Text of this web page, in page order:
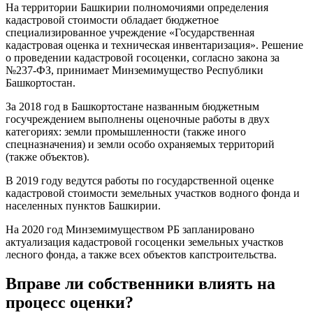
На территории Башкирии полномочиями определения
кадастровой стоимости обладает бюджетное
специализированное учреждение «Государственная
кадастровая оценка и техническая инвентаризация». Решение
о проведении кадастровой госоценки, согласно закона за
№237-ФЗ, принимает Минземимущество Республики
Башкортостан.
За 2018 год в Башкортостане названным бюджетным
госучреждением выполнены оценочные работы в двух
категориях: земли промышленности (также иного
спецназначения) и земли особо охраняемых территорий
(также объектов).
В 2019 году ведутся работы по государственной оценке
кадастровой стоимости земельных участков водного фонда и
населенных пунктов Башкирии.
На 2020 год Минземимуществом РБ запланировано
актуализация кадастровой госоценки земельных участков
лесного фонда, а также всех объектов капстроительства.
Вправе ли собственники влиять на
процесс оценки?